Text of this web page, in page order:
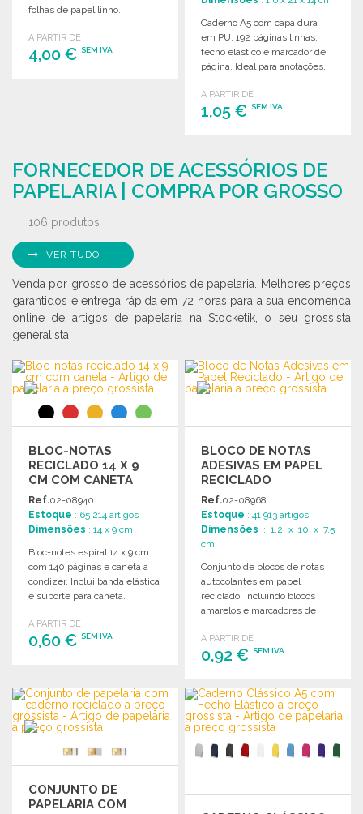
folhas de papel linho.
A PARTIR DE
4,00 € SEM IVA
Caderno A5 com capa dura
em PU, 192 páginas linhas,
fecho elástico e marcador de
página. Ideal para anotações.
A PARTIR DE
1,05 €SEM IVA
Solicitar um orçamento
FORNECEDOR DE ACESSÓRIOS DE
PAPELARIA | COMPRA POR GROSSO
106 produtos
VER TUDO
Venda por grosso de acessórios de papelaria. Melhores preços
garantidos e entrega rápida em 72 horas para a sua encomenda
online de artigos de papelaria na Stocketik, o seu grossista
generalista.
BLOC-NOTAS
RECICLADO 14 X 9
CM COM CANETA
Ref.02-08940
Estoque : 65 214 artigos
Dimensões : 14 x 9 cm
Bloc-notes espiral 14 x 9 cm
com 140 páginas e caneta a
condizer. Inclui banda elástica
e suporte para caneta.
A PARTIR DE
0,60 € SEM IVA
Solicitar um orçamento
BLOCO DE NOTAS
ADESIVAS EM PAPEL
RECICLADO
Ref.02-08968
Estoque : 41 913 artigos
Dimensões : 1.2 x 10 x 7.5
cm
Conjunto de blocos de notas
autocolantes em papel
reciclado, incluindo blocos
amarelos e marcadores de
A PARTIR DE
0,92 €SEM IVA
ENCOMENDAR
Solicitar um orçamento
CONJUNTO DE
PAPELARIA COM